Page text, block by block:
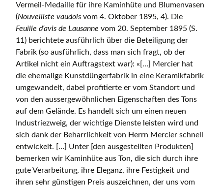
Vermeil-Medaille für ihre Kaminhüte und Blumenvasen
(Nouvelliste vaudois vom 4. Oktober 1895, 4). Die
Feuille d’avis de Lausanne vom 20. September 1895 (S.
11) berichtete ausführlich über die Beteiligung der
Fabrik (so ausführlich, dass man sich fragt, ob der
Artikel nicht ein Auftragstext war): «[…] Mercier hat
die ehemalige Kunstdüngerfabrik in eine Keramikfabrik
umgewandelt, dabei profitierte er vom Standort und
von den aussergewöhnlichen Eigenschaften des Tons
auf dem Gelände. Es handelt sich um einen neuen
Industriezweig, der wichtige Dienste leisten wird und
sich dank der Beharrlichkeit von Herrn Mercier schnell
entwickelt. […] Unter [den ausgestellten Produkten]
bemerken wir Kaminhüte aus Ton, die sich durch ihre
gute Verarbeitung, ihre Eleganz, ihre Festigkeit und
ihren sehr günstigen Preis auszeichnen, der uns vom